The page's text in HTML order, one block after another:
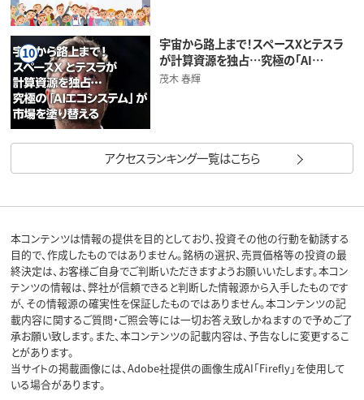
10
宇宙から路上まで！スペースXとテスラ
が計算資源を独占…究極の「AI…
茂木 春輝
アクセスランキング一覧はこちら
本コンテンツは情報の提供を目的としており、投資その他の行動を勧誘する
目的で、作成したものではありません。銘柄の選択、売買価格等の投資の最
終決定は、お客様ご自身でご判断いただきますようお願いいたします。本コン
テンツの情報は、弊社が信頼できると判断した情報源から入手したものです
が、その情報源の確実性を保証したものではありません。本コンテンツの記
載内容に関するご質問・ご照会等には一切お答え致しかねますので予めご了
承お願い致します。また、本コンテンツの記載内容は、予告なしに変更するこ
とがあります。
当サイトの掲載画像には、Adobe社提供の画像生成AI「Firefly」を使用して
いる場合があります。